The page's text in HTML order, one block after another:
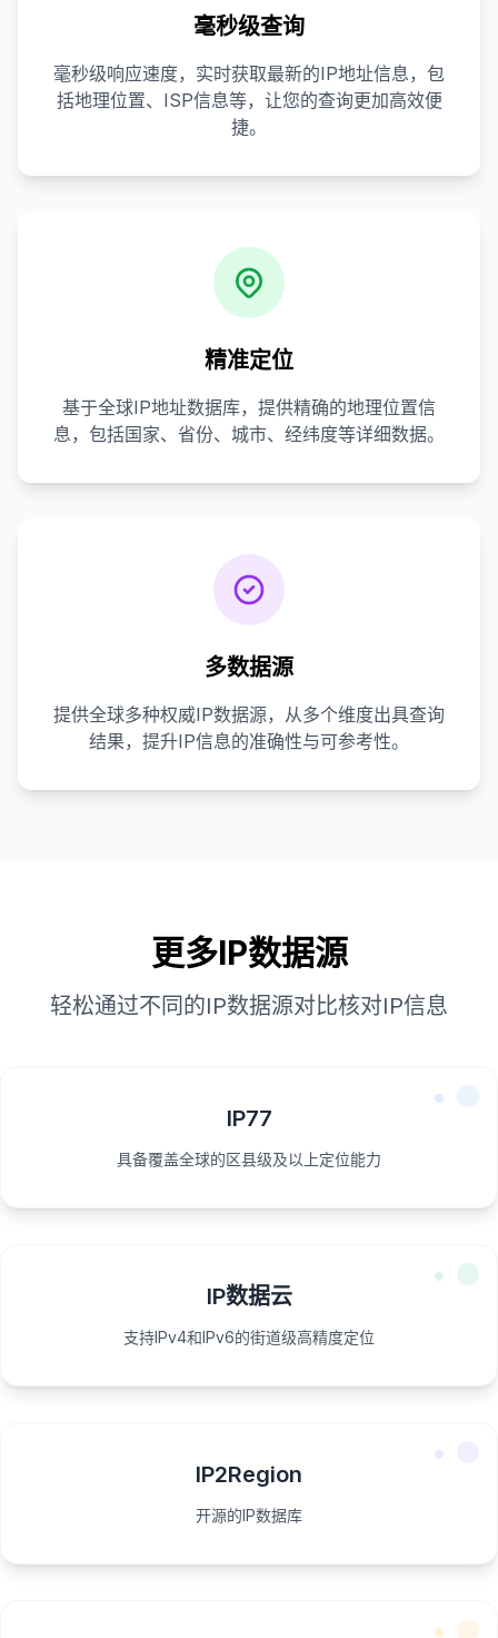
毫秒级查询
毫秒级响应速度，实时获取最新的IP地址信息，包
括地理位置、ISP信息等，让您的查询更加高效便
捷。
精准定位
基于全球IP地址数据库，提供精确的地理位置信
息，包括国家、省份、城市、经纬度等详细数据。
多数据源
提供全球多种权威IP数据源，从多个维度出具查询
结果，提升IP信息的准确性与可参考性。
更多IP数据源
轻松通过不同的IP数据源对比核对IP信息
IP77
具备覆盖全球的区县级及以上定位能力
IP数据云
支持IPv4和IPv6的街道级高精度定位
IP2Region
开源的IP数据库